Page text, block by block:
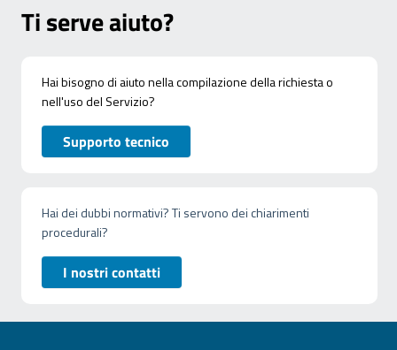
Ti serve aiuto?
Hai bisogno di aiuto nella compilazione della richiesta o
nell'uso del Servizio?
Supporto tecnico
Hai dei dubbi normativi? Ti servono dei chiarimenti
procedurali?
I nostri contatti